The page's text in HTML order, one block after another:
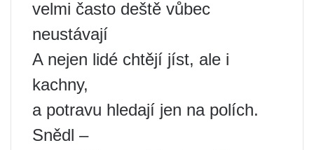
velmi často deště vůbec
neustávají
A nejen lidé chtějí jíst, ale i
kachny,
a potravu hledají jen na polích.
Snědl –